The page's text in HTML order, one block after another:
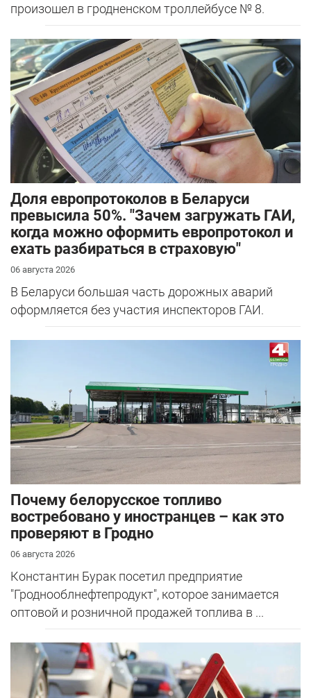
произошел в гродненском троллейбусе № 8.
Доля европротоколов в Беларуси
превысила 50%. "Зачем загружать ГАИ,
когда можно оформить европротокол и
ехать разбираться в страховую"
06 августа 2026
В Беларуси большая часть дорожных аварий
оформляется без участия инспекторов ГАИ.
Почему белорусское топливо
востребовано у иностранцев – как это
проверяют в Гродно
06 августа 2026
Константин Бурак посетил предприятие
"Гроднооблнефтепродукт", которое занимается
оптовой и розничной продажей топлива в ...